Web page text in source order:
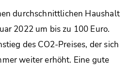
durchschnittlichen Haushalt
2022 um bis zu 100 Euro.
des CO2-Preises, der sich
weiter erhöht. Eine gute